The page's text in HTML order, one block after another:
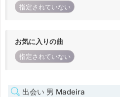
指定されていない
お気に入りの曲
指定されていない
出会い 男 Madeira